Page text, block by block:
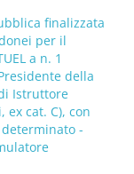
finalizzata
per il
a n. 1
della
Istruttore
cat. C), con
-